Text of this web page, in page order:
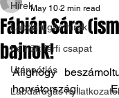
Hírek
Labdarúgás hírek
Felnőtt férfi csapat
Utánpótlás
Labdarúgás
Fábián Sára
bajnok!
May 10 2 min read
horvátországi